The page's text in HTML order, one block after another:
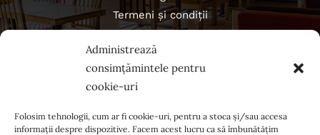
Administrează
consimțămintele pentru
cookie-uri
Folosim tehnologii, cum ar fi cookie-uri, pentru a stoca și/sau accesa
informații despre dispozitive. Facem acest lucru ca să îmbunătățim
Termeni și condiții
Politica de confidențialitate
Regulament campanii